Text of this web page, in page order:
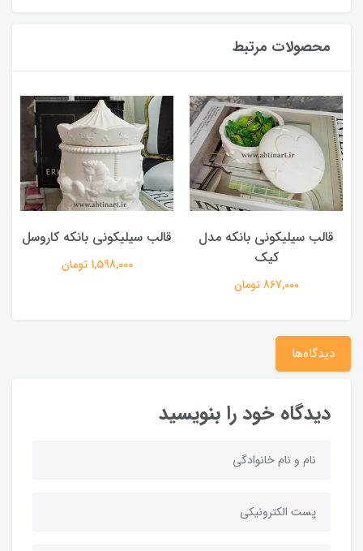
محصولات مرتبط
قالب سیلیکونی بانکه مدل
کیک
867,000 تومان
قالب سیلیکونی بانکه کاروسل
1,598,000 تومان
دیدگاه‌ها
دیدگاه خود را بنویسید